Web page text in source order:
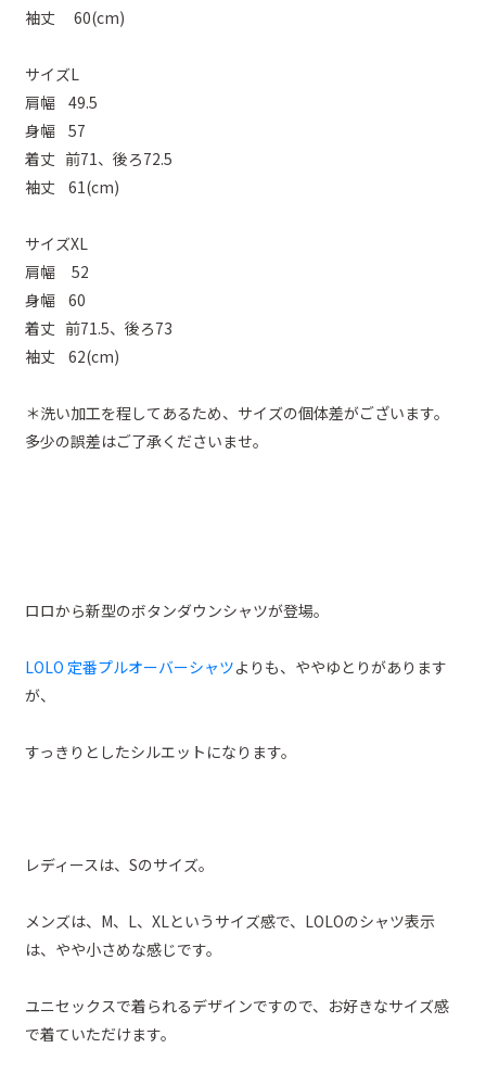
袖丈 60(cm)
サイズL
肩幅 49.5
身幅 57
着丈 前71、後ろ72.5
袖丈 61(cm)
サイズXL
肩幅 52
身幅 60
着丈 前71.5、後ろ73
袖丈 62(cm)
＊洗い加工を程してあるため、サイズの個体差がございます。
多少の誤差はご了承くださいませ。
ロロから新型のボタンダウンシャツが登場。
LOLO 定番プルオーバーシャツよりも、ややゆとりがあります
が、
すっきりとしたシルエットになります。
レディースは、Sのサイズ。
メンズは、M、L、XLというサイズ感で、LOLOのシャツ表示
は、やや小さめな感じです。
ユニセックスで着られるデザインですので、お好きなサイズ感
で着ていただけます。